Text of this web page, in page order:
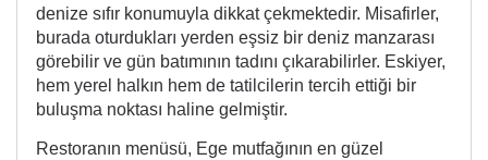
denize sıfır konumuyla dikkat çekmektedir. Misafirler,
burada oturdukları yerden eşsiz bir deniz manzarası
görebilir ve gün batımının tadını çıkarabilirler. Eskiyer,
hem yerel halkın hem de tatilcilerin tercih ettiği bir
buluşma noktası haline gelmiştir.
Restoranın menüsü, Ege mutfağının en güzel